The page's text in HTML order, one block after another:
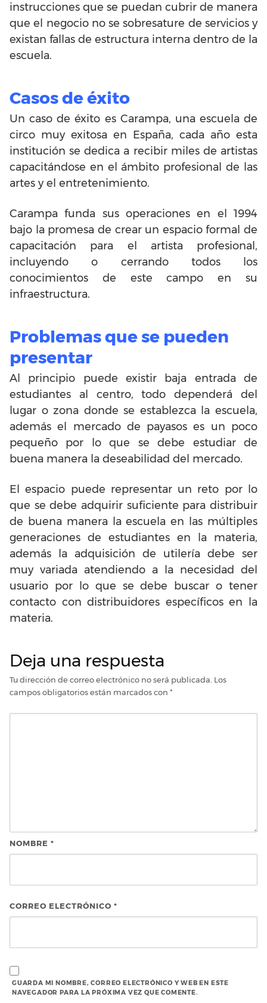
instrucciones que se puedan cubrir de manera
que el negocio no se sobresature de servicios y
existan fallas de estructura interna dentro de la
escuela.
Casos de éxito
Un caso de éxito es Carampa, una escuela de
circo muy exitosa en España, cada año esta
institución se dedica a recibir miles de artistas
capacitándose en el ámbito profesional de las
artes y el entretenimiento.
Carampa funda sus operaciones en el 1994
bajo la promesa de crear un espacio formal de
capacitación para el artista profesional,
incluyendo o cerrando todos los
conocimientos de este campo en su
infraestructura.
Problemas que se pueden
presentar
Al principio puede existir baja entrada de
estudiantes al centro, todo dependerá del
lugar o zona donde se establezca la escuela,
además el mercado de payasos es un poco
pequeño por lo que se debe estudiar de
buena manera la deseabilidad del mercado.
El espacio puede representar un reto por lo
que se debe adquirir suficiente para distribuir
de buena manera la escuela en las múltiples
generaciones de estudiantes en la materia,
además la adquisición de utilería debe ser
muy variada atendiendo a la necesidad del
usuario por lo que se debe buscar o tener
contacto con distribuidores específicos en la
materia.
Deja una respuesta
Tu dirección de correo electrónico no será publicada. Los
campos obligatorios están marcados con *
NOMBRE *
CORREO ELECTRÓNICO *
GUARDA MI NOMBRE, CORREO ELECTRÓNICO Y WEB EN ESTE
NAVEGADOR PARA LA PRÓXIMA VEZ QUE COMENTE.